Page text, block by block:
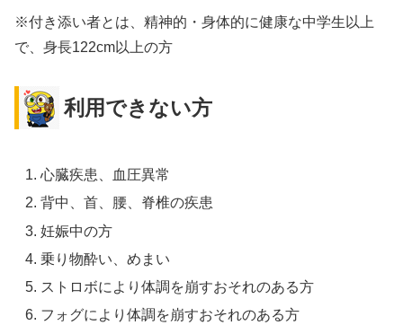
※付き添い者とは、精神的・身体的に健康な中学生以上
で、身長122cm以上の方
利用できない方
心臓疾患、血圧異常
背中、首、腰、脊椎の疾患
妊娠中の方
乗り物酔い、めまい
ストロボにより体調を崩すおそれのある方
フォグにより体調を崩すおそれのある方